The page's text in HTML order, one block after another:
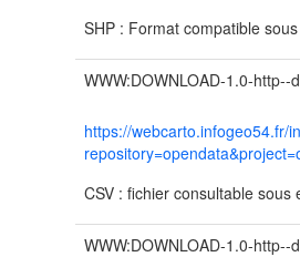
SHP : Format compatible
WWW:DOWNLOAD-1.0-http--
https://webcarto.infogeo54.fr/
CSV : fichier consultable sous
WWW:DOWNLOAD-1.0-http--